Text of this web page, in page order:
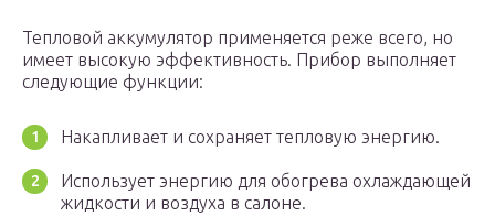
Тепловой аккумулятор применяется реже всего, но
имеет высокую эффективность. Прибор выполняет
следующие функции:
Накапливает и сохраняет тепловую энергию.
Использует энергию для обогрева охлаждающей
жидкости и воздуха в салоне.